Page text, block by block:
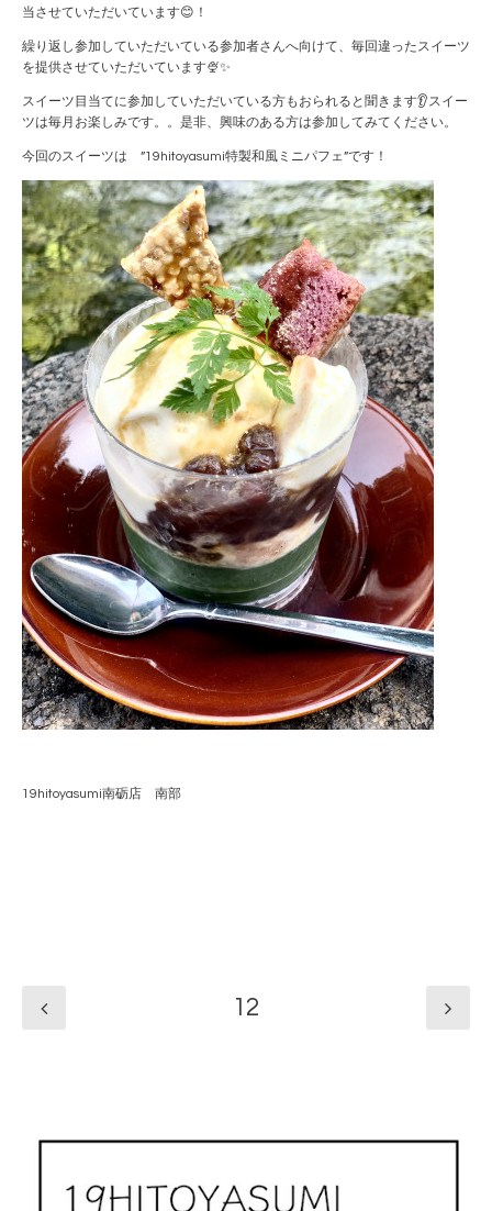
当させていただいています😊！
繰り返し参加していただいている参加者さんへ向けて、毎回違ったスイーツ
を提供させていただいています🍨✨
スイーツ目当てに参加していただいている方もおられると聞きます👂スイー
ツは毎月お楽しみです。。是非、興味のある方は参加してみてください。
今回のスイーツは ”19hitoyasumi特製和風ミニパフェ”です！
19hitoyasumi南砺店 南部
12